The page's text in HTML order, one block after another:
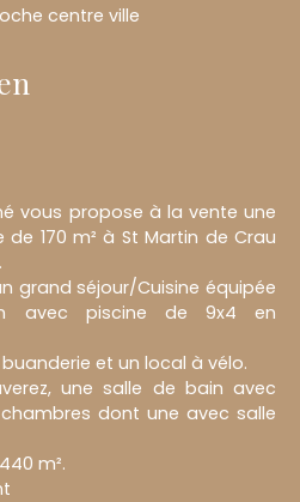
centre ville
vous propose à la vente une
170 m² à St Martin de Crau
grand séjour/Cuisine équipée
avec piscine de 9x4 en
et un local à vélo.
une salle de bain avec
dont une avec salle
m².